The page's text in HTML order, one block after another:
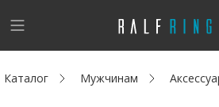
!
Новинки
Возникли вопросы? - club@ralf.ru
Каталог Мужчинам